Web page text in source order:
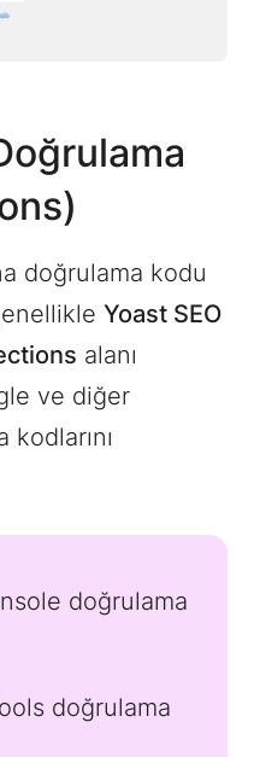
doğrulama kodu
Yoast SEO
alanı
ve diğer
doğrulama
doğrulama